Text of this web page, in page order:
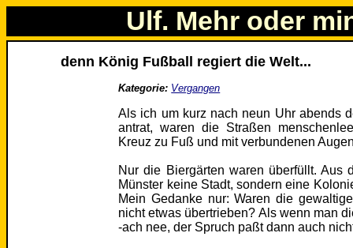
Ulf. Mehr oder
denn König Fußball regiert die Welt...
Kategorie: Vergangen
Als ich um kurz nach neun Uhr abends
antrat, waren die Straßen
Kreuz zu Fuß und mit verbundenen
Nur die Biergärten waren überfüllt. Aus
Münster keine Stadt, sondern eine
Mein Gedanke nur: Waren die
nicht etwas übertrieben? Als wenn man
-ach nee, der Spruch paßt dann auch